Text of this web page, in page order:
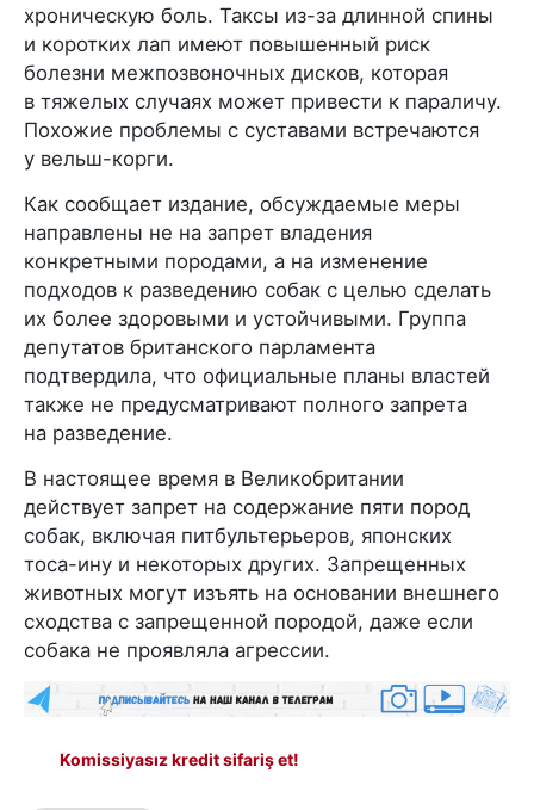
хроническую боль. Таксы из-за длинной спины
и коротких лап имеют повышенный риск
болезни межпозвоночных дисков, которая
в тяжелых случаях может привести к параличу.
Похожие проблемы с суставами встречаются
у вельш-корги.
Как сообщает издание, обсуждаемые меры
направлены не на запрет владения
конкретными породами, а на изменение
подходов к разведению собак с целью сделать
их более здоровыми и устойчивыми. Группа
депутатов британского парламента
подтвердила, что официальные планы властей
также не предусматривают полного запрета
на разведение.
В настоящее время в Великобритании
действует запрет на содержание пяти пород
собак, включая питбультерьеров, японских
тоса-ину и некоторых других. Запрещенных
животных могут изъять на основании внешнего
сходства с запрещенной породой, даже если
собака не проявляла агрессии.
Komissiyasız kredit sifariş et!